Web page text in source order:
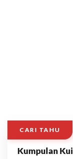
CARI TAHU
Kumpulan